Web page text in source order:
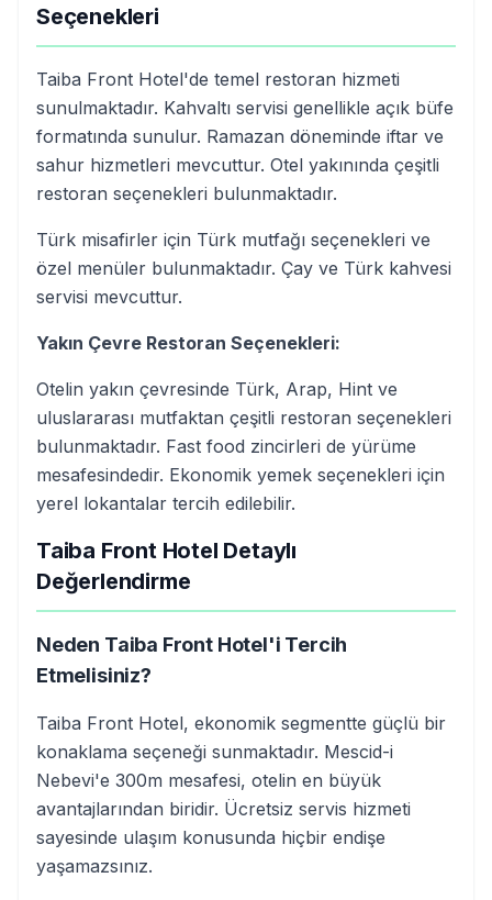
Seçenekleri
Taiba Front Hotel'de temel restoran hizmeti
sunulmaktadır. Kahvaltı servisi genellikle açık büfe
formatında sunulur. Ramazan döneminde iftar ve
sahur hizmetleri mevcuttur. Otel yakınında çeşitli
restoran seçenekleri bulunmaktadır.
Türk misafirler için Türk mutfağı seçenekleri ve
özel menüler bulunmaktadır. Çay ve Türk kahvesi
servisi mevcuttur.
Yakın Çevre Restoran Seçenekleri:
Otelin yakın çevresinde Türk, Arap, Hint ve
uluslararası mutfaktan çeşitli restoran seçenekleri
bulunmaktadır. Fast food zincirleri de yürüme
mesafesindedir. Ekonomik yemek seçenekleri için
yerel lokantalar tercih edilebilir.
Taiba Front Hotel Detaylı
Değerlendirme
Neden Taiba Front Hotel'i Tercih
Etmelisiniz?
Taiba Front Hotel, ekonomik segmentte güçlü bir
konaklama seçeneği sunmaktadır. Mescid-i
Nebevi'e 300m mesafesi, otelin en büyük
avantajlarından biridir. Ücretsiz servis hizmeti
sayesinde ulaşım konusunda hiçbir endişe
yaşamazsınız.